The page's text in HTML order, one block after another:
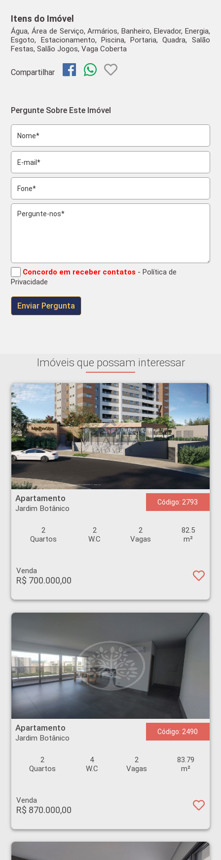
Itens do Imóvel
Água, Área de Serviço, Armários, Banheiro, Elevador, Energia,
Esgoto, Estacionamento, Piscina, Portaria, Quadra, Salão
Festas, Salão Jogos, Vaga Coberta
Compartilhar
Pergunte Sobre Este Imóvel
Concordo em receber contatos - Política de
Privacidade
Imóveis que possam interessar
Apartamento - Jardim Botânico - Ribeirão Preto
Apartamento
Jardim Botânico
Código: 2793
2
Quartos
2
W.C
2
Vagas
82.5
m²
Venda
R$ 700.000,00
Apartamento
Jardim Botânico
Código: 2490
2
Quartos
4
W.C
2
Vagas
83.79
m²
Venda
R$ 870.000,00